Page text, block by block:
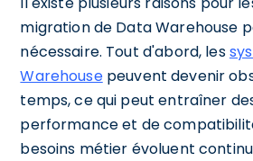
migration de Data Warehouse
nécessaire. Tout d'abord, les
Warehousepeuvent devenir
temps, ce qui peut entraîner
performance et de
besoins métier évoluent